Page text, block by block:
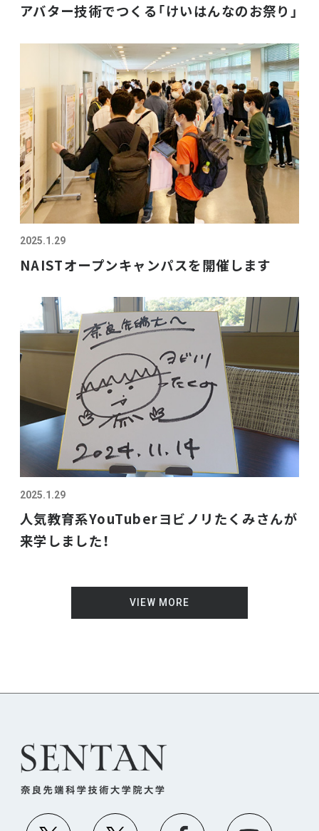
アバター技術でつくる「けいはんなのお祭り」
2025.1.29
NAISTオープンキャンパスを開催します
2025.1.29
人気教育系YouTuberヨビノリたくみさんが
来学しました！
VIEW MORE